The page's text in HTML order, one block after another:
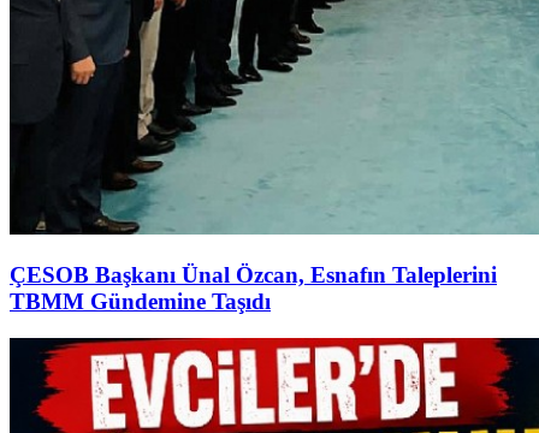
ÇESOB Başkanı Ünal Özcan, Esnafın Taleplerini
TBMM Gündemine Taşıdı